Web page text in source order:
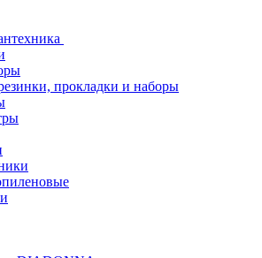
прокладки и наборы